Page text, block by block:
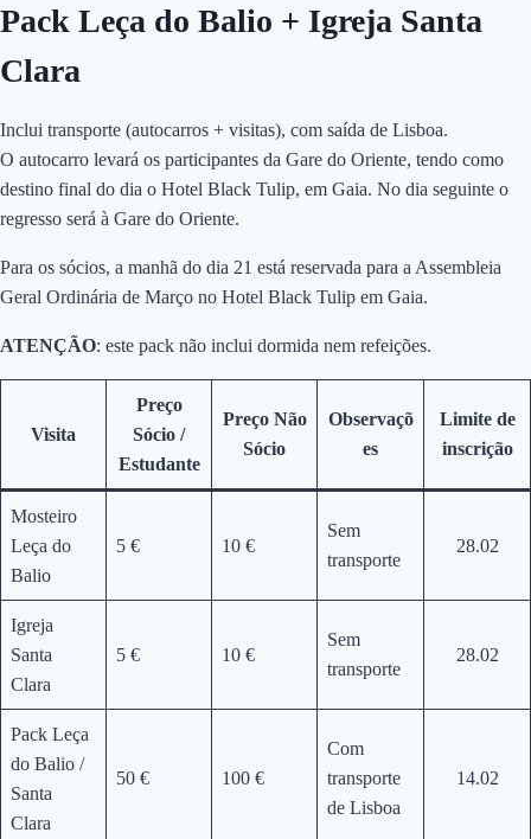
Pack Leça do Balio + Igreja Santa
Clara
Inclui transporte (autocarros + visitas), com saída de Lisboa.
O autocarro levará os participantes da Gare do Oriente, tendo como
destino final do dia o Hotel Black Tulip, em Gaia. No dia seguinte o
regresso será à Gare do Oriente.
Para os sócios, a manhã do dia 21 está reservada para a Assembleia
Geral Ordinária de Março no Hotel Black Tulip em Gaia.
ATENÇÃO: este pack não inclui dormida nem refeições.
Visita
Preço
Sócio /
Estudante
Preço Não
Sócio
Observaçõ
es
Limite de
inscrição
Mosteiro
Leça do
Balio
5 € 10 €
Sem
transporte
28.02
Igreja
Santa
Clara
5 € 10 €
Sem
transporte
28.02
Pack Leça
do Balio /
Santa
Clara
50 € 100 €
Com
transporte
de Lisboa
14.02